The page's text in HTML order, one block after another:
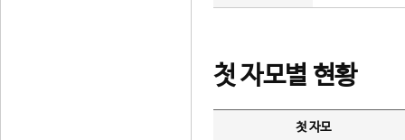
첫 자모별 현황
첫 자모